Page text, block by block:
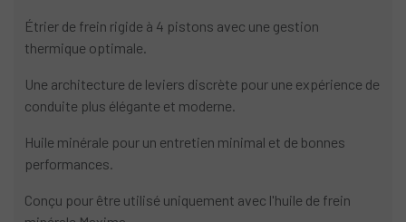
Étrier de frein rigide à 4 pistons avec une gestion
thermique optimale.
Une architecture de leviers discrète pour une expérience de
conduite plus élégante et moderne.
Huile minérale pour un entretien minimal et de bonnes
performances.
Conçu pour être utilisé uniquement avec l'huile de frein